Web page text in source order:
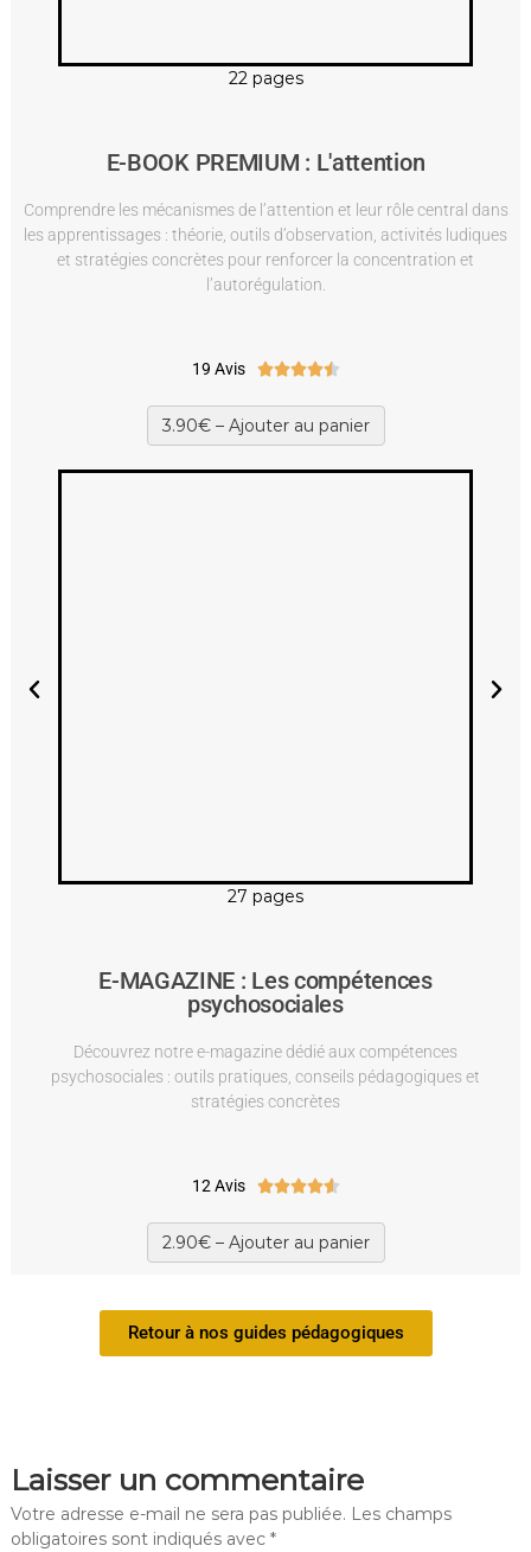
22 pages
E-BOOK PREMIUM : L'attention
Comprendre les mécanismes de l’attention et leur rôle central dans
les apprentissages : théorie, outils d’observation, activités ludiques
et stratégies concrètes pour renforcer la concentration et
l’autorégulation.
19 Avis 
3.90€ – Ajouter au panier
27 pages
E-MAGAZINE : Les compétences
psychosociales
Découvrez notre e-magazine dédié aux compétences
psychosociales : outils pratiques, conseils pédagogiques et
stratégies concrètes
12 Avis 
2.90€ – Ajouter au panier
Retour à nos guides pédagogiques
Laisser un commentaire
Votre adresse e-mail ne sera pas publiée. Les champs
obligatoires sont indiqués avec *